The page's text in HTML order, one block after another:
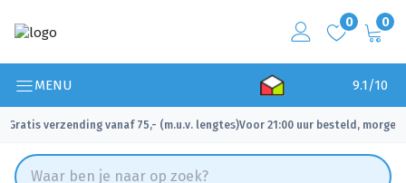
0 0
MENU 9.1/10
Gratis verzending vanaf 75,- (m.u.v. lengtes)
✓ Voor 21:00 uur besteld, morgen